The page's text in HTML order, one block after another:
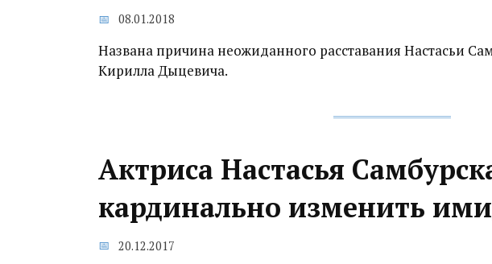
08.01.2018
Названа причина неожиданного расставания Настасьи
Кирилла Дыцевича.
Актриса Настасья
кардинально изменить
20.12.2017